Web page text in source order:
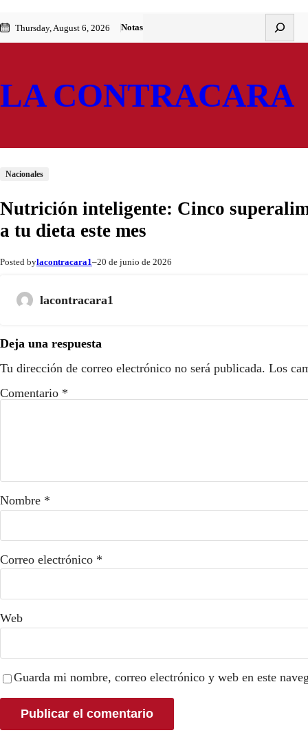
al
contenido
to
content
Thursday, August 6, 2026 Notas
LA CONTRACARA
Nacionales
Nutrición inteligente: Cinco
a tu dieta este mes
Posted bylacontracara1–20 de junio de 2026
lacontracara1
Deja una respuesta
Tu dirección de correo electrónico no será publicada. Los
Comentario *
Nombre *
Correo electrónico *
Web
Guarda mi nombre, correo electrónico y web en este